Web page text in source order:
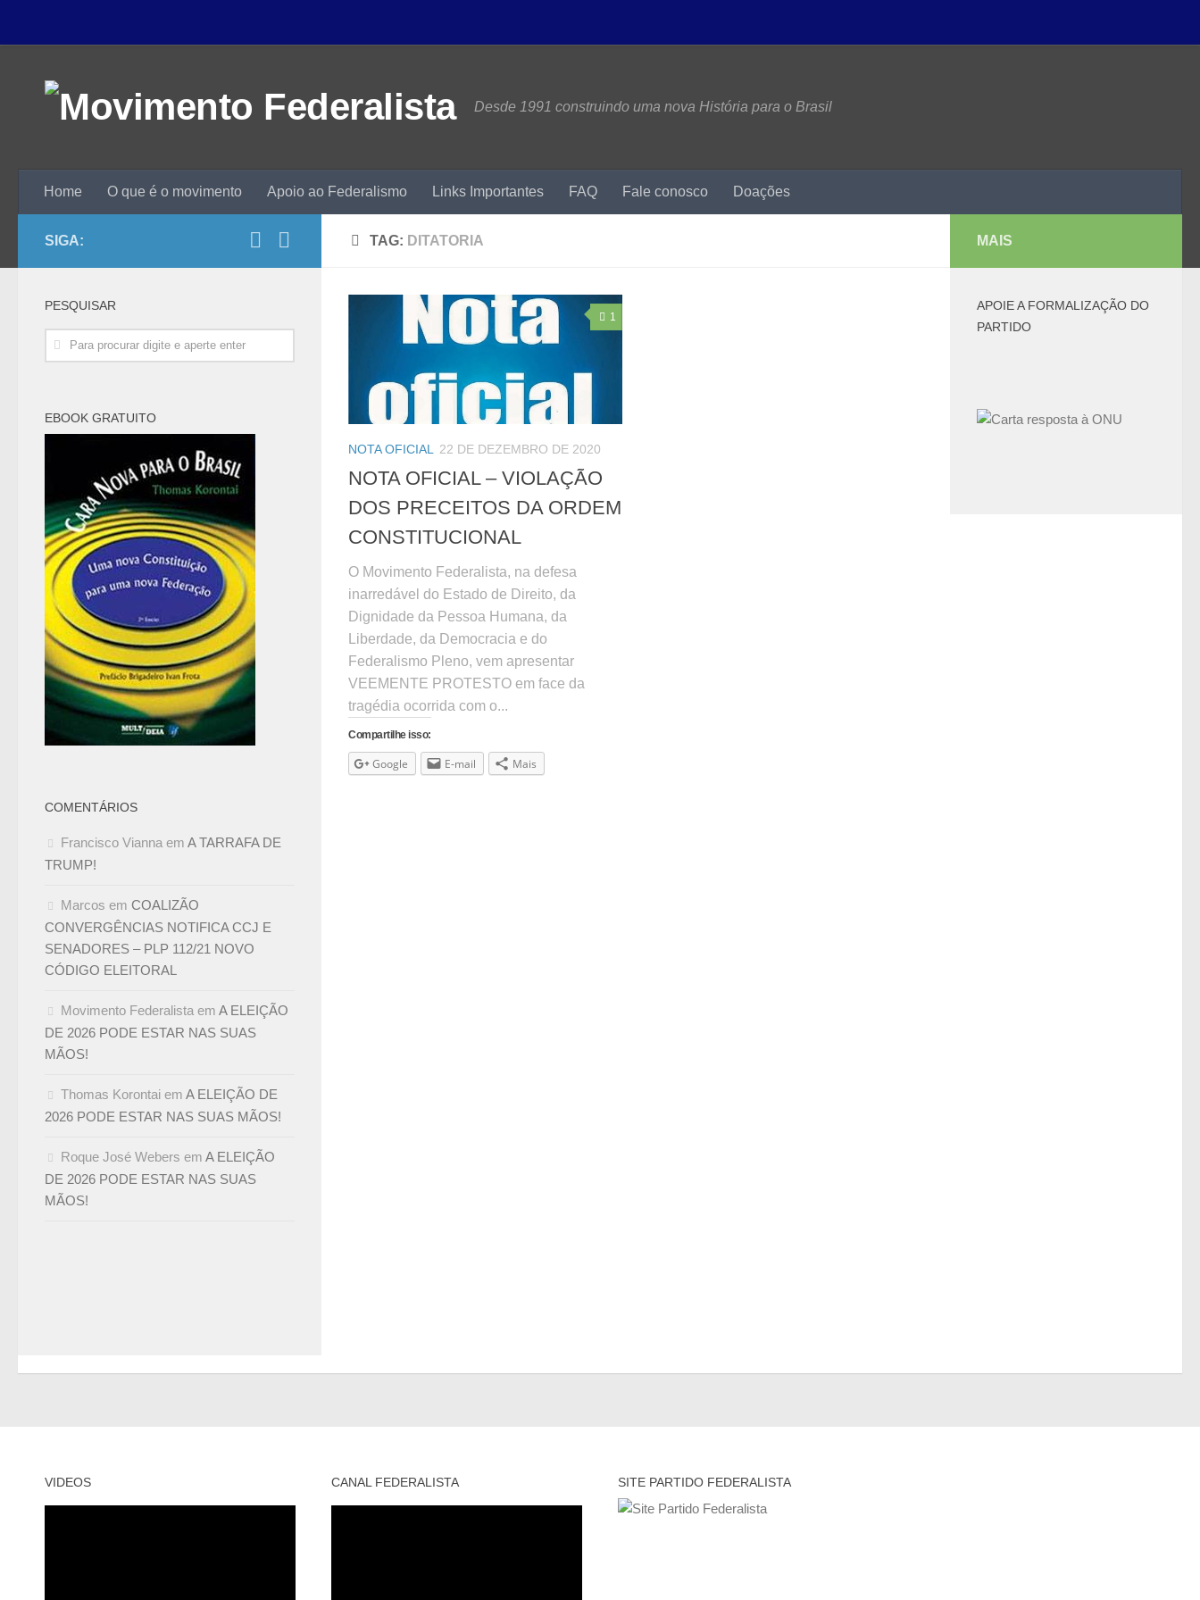
Desde 1991 construindo uma nova História para o Brasil
Home O que é o movimento Apoio ao Federalismo Links Importantes FAQ Fale conosco Doações
TAG: DITATORIA
1
NOTA OFICIAL 22 DE DEZEMBRO DE 2020
NOTA OFICIAL – VIOLAÇÃO
DOS PRECEITOS DA ORDEM
CONSTITUCIONAL
O Movimento Federalista, na defesa
inarredável do Estado de Direito, da
Dignidade da Pessoa Humana, da
Liberdade, da Democracia e do
Federalismo Pleno, vem apresentar
VEEMENTE PROTESTO em face da
tragédia ocorrida com o...
Compartilhe isso:
Google E-mail Mais
SIGA:
PESQUISAR
EBOOK GRATUITO
COMENTÁRIOS
Francisco Vianna em A TARRAFA DE
TRUMP!
Marcos em COALIZÃO
CONVERGÊNCIAS NOTIFICA CCJ E
SENADORES – PLP 112/21 NOVO
CÓDIGO ELEITORAL
Movimento Federalista em A ELEIÇÃO
DE 2026 PODE ESTAR NAS SUAS
MÃOS!
Thomas Korontai em A ELEIÇÃO DE
2026 PODE ESTAR NAS SUAS MÃOS!
Roque José Webers em A ELEIÇÃO
DE 2026 PODE ESTAR NAS SUAS
MÃOS!
MAIS
APOIE A FORMALIZAÇÃO DO
PARTIDO
VIDEOS CANAL FEDERALISTA SITE PARTIDO FEDERALISTA